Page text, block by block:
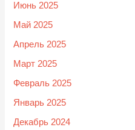
Июнь 2025
Май 2025
Апрель 2025
Март 2025
Февраль 2025
Январь 2025
Декабрь 2024